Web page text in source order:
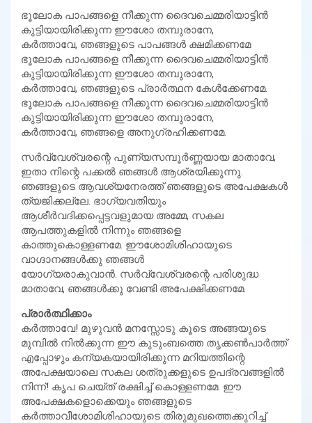
ഭൂലോക പാപങ്ങളെ നീക്കുന്ന ദൈവചെമ്മരിയാട്ടിന്‍
കുട്ടിയായിരിക്കുന്ന ഈശോ തമ്പുരാനേ,
കര്‍ത്താവേ, ഞങ്ങളുടെ പാപങ്ങള്‍ ക്ഷമിക്കണമേ
ഭൂലോക പാപങ്ങളെ നീക്കുന്ന ദൈവചെമ്മരിയാട്ടിന്‍
കുട്ടിയായിരിക്കുന്ന ഈശോ തമ്പുരാനേ,
കര്‍ത്താവേ, ഞങ്ങളുടെ പ്രാര്‍ത്ഥന കേള്‍ക്കേണമേ.
ഭൂലോക പാപങ്ങളെ നീക്കുന്ന ദൈവചെമ്മരിയാട്ടിന്‍
കുട്ടിയായിരിക്കുന്ന ഈശോ തമ്പുരാനേ,
കര്‍ത്താവേ, ഞങ്ങളെ അനുഗ്രഹിക്കണമേ.
സര്‍വ്വേശ്വരന്റെ പുണ്യസമ്പൂര്‍ണ്ണയായ മാതാവേ,
ഇതാ നിന്റെ പക്കല്‍ ഞങ്ങള്‍ ആശ്രയിക്കുന്നു.
ഞങ്ങളുടെ ആവശ്യനേരത്ത് ഞങ്ങളുടെ അപേക്ഷകള്‍
ത്യജിക്കല്ലേ. ഭാഗ്യവതിയും
ആശീര്‍വദിക്കപ്പെട്ടവളുമായ അമ്മേ, സകല
ആപത്തുകളില്‍ നിന്നും ഞങ്ങളെ
കാത്തുകൊള്ളണമേ. ഈശോമിശിഹായുടെ
വാഗ്ദാനങ്ങള്‍ക്കു ഞങ്ങള്‍
യോഗ്യരാകുവാന്‍. സര്‍വ്വേശ്വരന്റെ പരിശുദ്ധ
മാതാവേ, ഞങ്ങള്‍ക്കു വേണ്ടി അപേക്ഷിക്കണമേ.
പ്രാര്‍ത്ഥിക്കാം
കര്‍ത്താവേ! മുഴുവന്‍ മനസ്സോടു കൂടെ അങ്ങയുടെ
മുമ്പില്‍ നില്‍ക്കുന്ന ഈ കുടുംബത്തെ തൃക്കണ്‍പാര്‍ത്ത്
എപ്പോഴും കന്യകയായിരിക്കുന്ന മറിയത്തിന്റെ
അപേക്ഷയാലെ സകല ശത്രുക്കളുടെ ഉപദ്രവങ്ങളില്‍
നിന്ന്! കൃപ ചെയ്ത് രക്ഷിച്ച് കൊള്ളണമേ. ഈ
അപേക്ഷകളൊക്കെയും ഞങ്ങളുടെ
കര്‍ത്താവീശോമിശിഹായുടെ തിരുമുഖത്തെക്കുറിച്ച്